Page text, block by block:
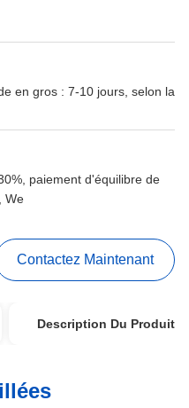
en gros : 7-10 jours, selon la
paiement d'équilibre de
We
Contactez Maintenant
Description Du Produit